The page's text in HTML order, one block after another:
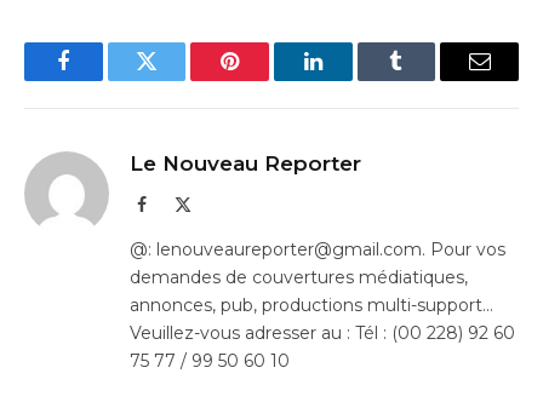
FacebookTwitter Pinterest LinkedInTumblr Email
Le Nouveau Reporter
Facebook
@: lenouveaureporter@gmail.com. Pour vos
demandes de couvertures médiatiques,
annonces, pub, productions multi-support…
Veuillez-vous adresser au : Tél : (00 228) 92 60
75 77 / 99 50 60 10